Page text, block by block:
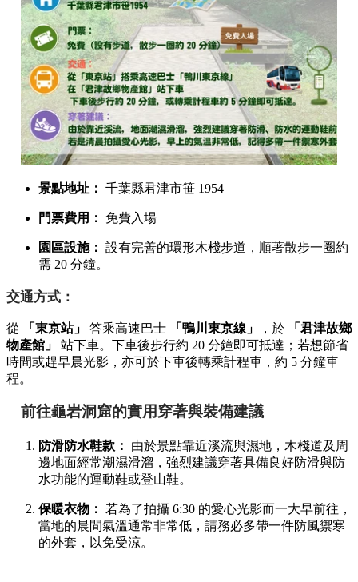
景點地址： 千葉縣君津市笹 1954
門票費用： 免費入場
園區設施： 設有完善的環形木棧步道，順著散步一圈約
需 20 分鐘。
交通方式：
從 「東京站」 答乘高速巴士 「鴨川東京線」 ，於
「君津故鄉
物產館」
站下車。下車後步行約 20 分鐘即可抵達；若想節省
時間或趕早晨光影，亦可於下車後轉乘計程車，約 5 分鐘車
程。
前往龜岩洞窟的實用穿著與裝備建議
防滑防水鞋款：
由於景點靠近溪流與濕地，木棧道及周
邊地面經常潮濕滑溜，強烈建議穿著具備良好防滑與防
水功能的運動鞋或登山鞋。
保暖衣物：
若為了拍攝 6:30 的愛心光影而一大早前往，
當地的晨間氣溫通常非常低，請務必多帶一件防風禦寒
的外套，以免受涼。